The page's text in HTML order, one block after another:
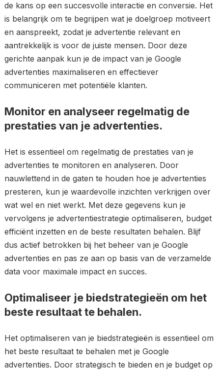
de kans op een succesvolle interactie en conversie. Het
is belangrijk om te begrijpen wat je doelgroep motiveert
en aanspreekt, zodat je advertentie relevant en
aantrekkelijk is voor de juiste mensen. Door deze
gerichte aanpak kun je de impact van je Google
advertenties maximaliseren en effectiever
communiceren met potentiële klanten.
Monitor en analyseer regelmatig de
prestaties van je advertenties.
Het is essentieel om regelmatig de prestaties van je
advertenties te monitoren en analyseren. Door
nauwlettend in de gaten te houden hoe je advertenties
presteren, kun je waardevolle inzichten verkrijgen over
wat wel en niet werkt. Met deze gegevens kun je
vervolgens je advertentiestrategie optimaliseren, budget
efficiënt inzetten en de beste resultaten behalen. Blijf
dus actief betrokken bij het beheer van je Google
advertenties en pas ze aan op basis van de verzamelde
data voor maximale impact en succes.
Optimaliseer je biedstrategieën om het
beste resultaat te behalen.
Het optimaliseren van je biedstrategieën is essentieel om
het beste resultaat te behalen met je Google
advertenties. Door strategisch te bieden en je budget op